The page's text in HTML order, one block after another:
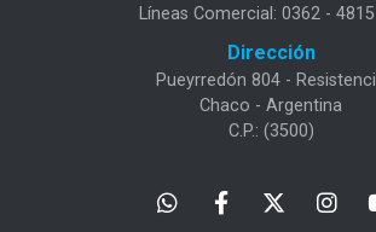
Líneas Comercial: 0362 -
Dirección
Pueyrredón 804 -
Chaco - Argentina
C.P.: (3500)